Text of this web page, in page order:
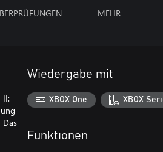
MEHR
II:
Das
Wiedergabe mit
XBOX One XBOX
Funktionen